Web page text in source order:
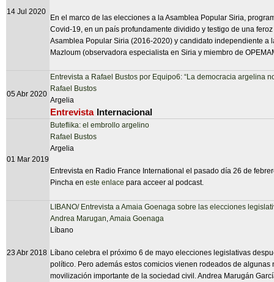
14 Jul 2020
En el marco de las elecciones a la Asamblea Popular Siria,
Covid-19, en un país profundamente dividido y testigo de una
Asamblea Popular Siria (2016-2020) y candidato independiente
Mazloum (observadora especialista en Siria y miembro de
05 Abr 2020
Entrevista a Rafael Bustos por Equipo6: “La democracia argelina
Rafael Bustos
Argelia
Entrevista Internacional
01 Mar 2019
Buteflika: el embrollo argelino
Rafael Bustos
Argelia
Entrevista en Radio France International el pasado día 26 de
Pincha en este enlace para acceer al podcast.
23 Abr 2018
LIBANO/ Entrevista a Amaia Goenaga sobre las elecciones
Andrea Marugan Amaia Goenaga
Líbano
Líbano celebra el próximo 6 de mayo elecciones legislativas
político. Pero además estos comicios vienen rodeados de
movilización importante de la sociedad civil. Andrea Marugán